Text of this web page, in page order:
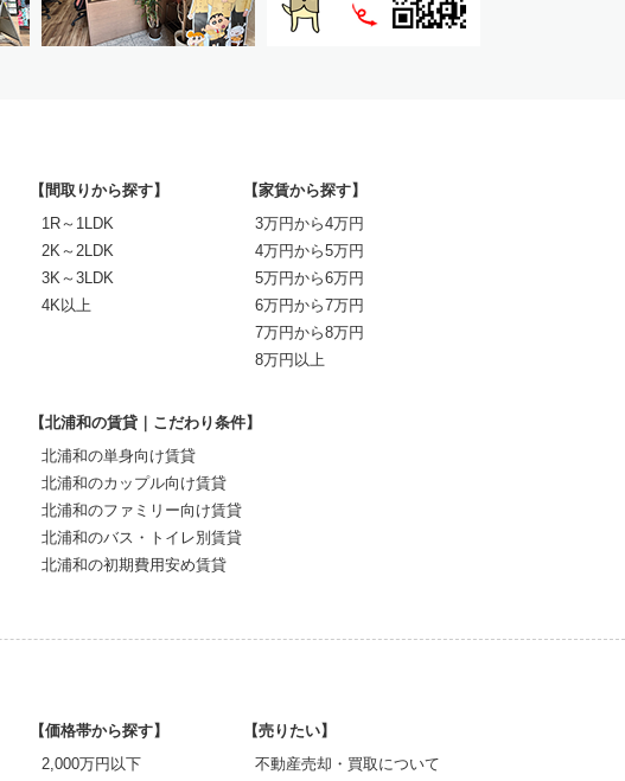
【間取りから探す】
1R～1LDK
2K～2LDK
3K～3LDK
4K以上
【家賃から探す】
3万円から4万円
4万円から5万円
5万円から6万円
6万円から7万円
7万円から8万円
8万円以上
【北浦和の賃貸｜こだわり条件】
北浦和の単身向け賃貸
北浦和のカップル向け賃貸
北浦和のファミリー向け賃貸
北浦和のバス・トイレ別賃貸
北浦和の初期費用安め賃貸
【価格帯から探す】
2,000万円以下
【売りたい】
不動産売却・買取について